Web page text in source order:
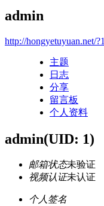
admin
http://hongyetuyuan.net/?1
主题
日志
分享
留言板
个人资料
admin(UID: 1)
邮箱状态未验证
视频认证未认证
个人签名